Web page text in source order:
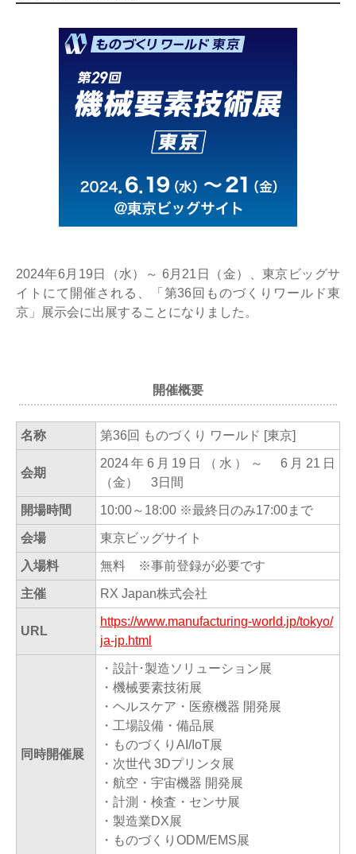
2024年6月19日（水）～ 6月21日（金）、東京ビッグサ
イトにて開催される、「第36回ものづくりワールド東
京」展示会に出展することになりました。
開催概要
名称 第36回 ものづくり ワールド [東京]
会期
2024年6月19日（水）～ 6月21日
（金） 3日間
開場時間 10:00～18:00 ※最終日のみ17:00まで
会場 東京ビッグサイト
入場料 無料 ※事前登録が必要です
主催 RX Japan株式会社
URL
https://www.manufacturing-world.jp/tokyo/
ja-jp.html
同時開催展
・設計･製造ソリューション展
・機械要素技術展
・ヘルスケア・医療機器 開発展
・工場設備・備品展
・ものづくりAI/IoT展
・次世代 3Dプリンタ展
・航空・宇宙機器 開発展
・計測・検査・センサ展
・製造業DX展
・ものづくりODM/EMS展